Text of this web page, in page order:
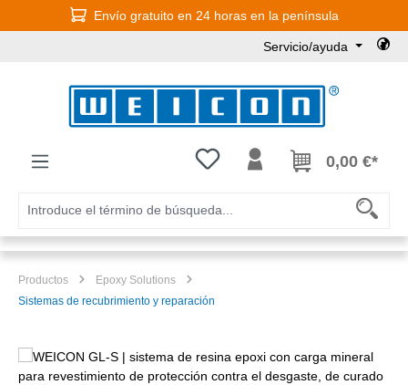
Saltar al contenido principalEnvío gratuito en 24 horas en la península
Servicio/ayuda
Tienes 0 artículos en tu lista de
0,00 €*
Productos
Epoxy Solutions
Sistemas de recubrimiento y reparación
Omitir galería de imágenes